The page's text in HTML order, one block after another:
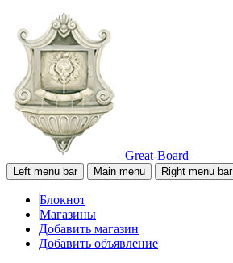
Great-Board
Left menu bar Main menu Right menu bar
Блокнот
Магазины
Добавить магазин
Добавить объявление